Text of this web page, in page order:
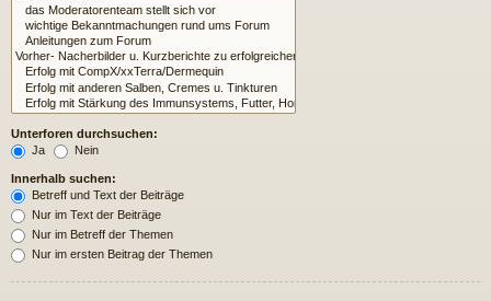
Unterforen durchsuchen:
Ja
Nein
Innerhalb suchen:
Betreff und Text der Beiträge
Nur im Text der Beiträge
Nur im Betreff der Themen
Nur im ersten Beitrag der Themen